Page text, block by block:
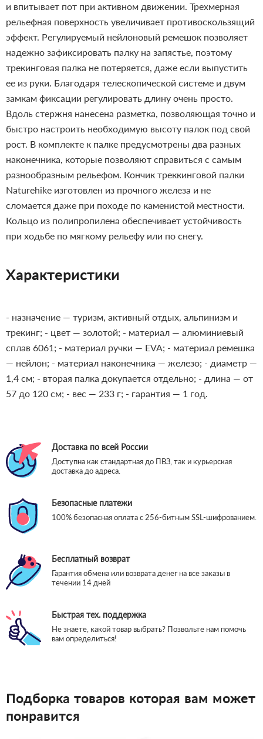
и впитывает пот при активном движении. Трехмерная
рельефная поверхность увеличивает противоскользящий
эффект. Регулируемый нейлоновый ремешок позволяет
надежно зафиксировать палку на запястье, поэтому
трекинговая палка не потеряется, даже если выпустить
ее из руки. Благодаря телескопической системе и двум
замкам фиксации регулировать длину очень просто.
Вдоль стержня нанесена разметка, позволяющая точно и
быстро настроить необходимую высоту палок под свой
рост. В комплекте к палке предусмотрены два разных
наконечника, которые позволяют справиться с самым
разнообразным рельефом. Кончик треккинговой палки
Naturehike изготовлен из прочного железа и не
сломается даже при походе по каменистой местности.
Кольцо из полипропилена обеспечивает устойчивость
при ходьбе по мягкому рельефу или по снегу.
Характеристики
- назначение — туризм, активный отдых, альпинизм и
трекинг; - цвет — золотой; - материал — алюминиевый
сплав 6061; - материал ручки — EVA; - материал ремешка
— нейлон; - материал наконечника — железо; - диаметр —
1,4 см; - вторая палка докупается отдельно; - длина — от
57 до 120 см; - вес — 233 г; - гарантия — 1 год.
Доставка по всей России
Доступна как стандартная до ПВЗ, так и курьерская
доставка до адреса.
Безопасные платежи
100% безопасная оплата с 256-битным SSL-шифрованием.
Бесплатный возврат
Гарантия обмена или возврата денег на все заказы в
течении 14 дней
Быстрая тех. поддержка
Не знаете, какой товар выбрать? Позвольте нам помочь
вам определиться!
Подборка товаров которая вам может
понравится